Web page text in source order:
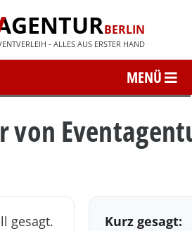
BERLIN
- ALLES AUS ERSTER HAND
von
gesagt.
Kurz gesagt: